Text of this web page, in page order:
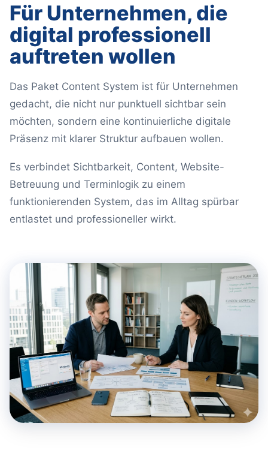
Für Unternehmen, die
digital professionell
auftreten wollen
Das Paket Content System ist für Unternehmen
gedacht, die nicht nur punktuell sichtbar sein
möchten, sondern eine kontinuierliche digitale
Präsenz mit klarer Struktur aufbauen wollen.
Es verbindet Sichtbarkeit, Content, Website-
Betreuung und Terminlogik zu einem
funktionierenden System, das im Alltag spürbar
entlastet und professioneller wirkt.